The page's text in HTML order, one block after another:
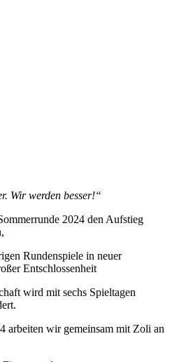
Wir werden besser!“
2024 den Aufstieg
Rundenspiele in neuer
Entschlossenheit
wird mit sechs Spieltagen
arbeiten wir gemeinsam mit Zoli an